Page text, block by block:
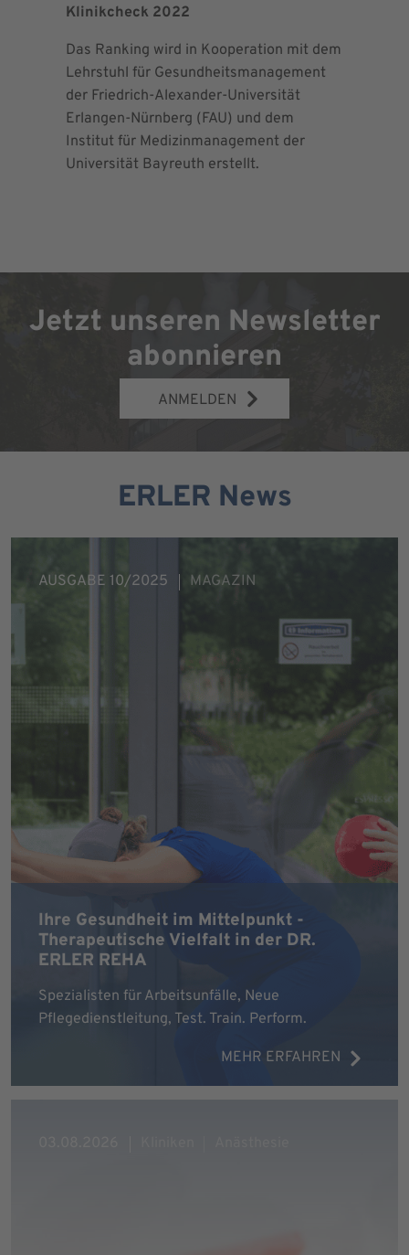
Klinikcheck 2022
Das Ranking wird in Kooperation mit dem
Lehrstuhl für Gesundheitsmanagement
der Friedrich-Alexander-Universität
Erlangen-Nürnberg (FAU) und dem
Institut für Medizinmanagement der
Universität Bayreuth erstellt.
Jetzt unseren Newsletter
abonnieren
ANMELDEN
ERLER News
Ihre Gesundheit im Mittelpunkt -
Therapeutische Vielfalt in der DR.
ERLER REHA
Spezialisten für Arbeitsunfälle, Neue
Pflegedienstleitung, Test. Train. Perform.
MEHR ERFAHREN
AUSGABE 10/2025 MAGAZIN